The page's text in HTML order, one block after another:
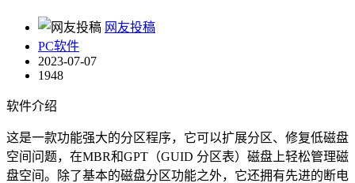
网友投稿
PC软件
2023-07-07
1948
软件介绍
这是一款功能强大的分区程序，它可以扩展分区、修复低磁盘
空间问题，在MBR和GPT（GUID 分区表）磁盘上轻松管理磁
盘空间。除了基本的磁盘分区功能之外，它还拥有先进的断电